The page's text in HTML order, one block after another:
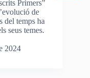
Primers”
de
del temps ha
seus temes.
2024